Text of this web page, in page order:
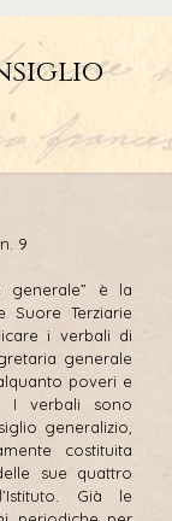
9
generale” è la
Suore Terziarie
i verbali di
generale
poveri e
I verbali sono
generalizio,
costituita
sue quattro
Già le